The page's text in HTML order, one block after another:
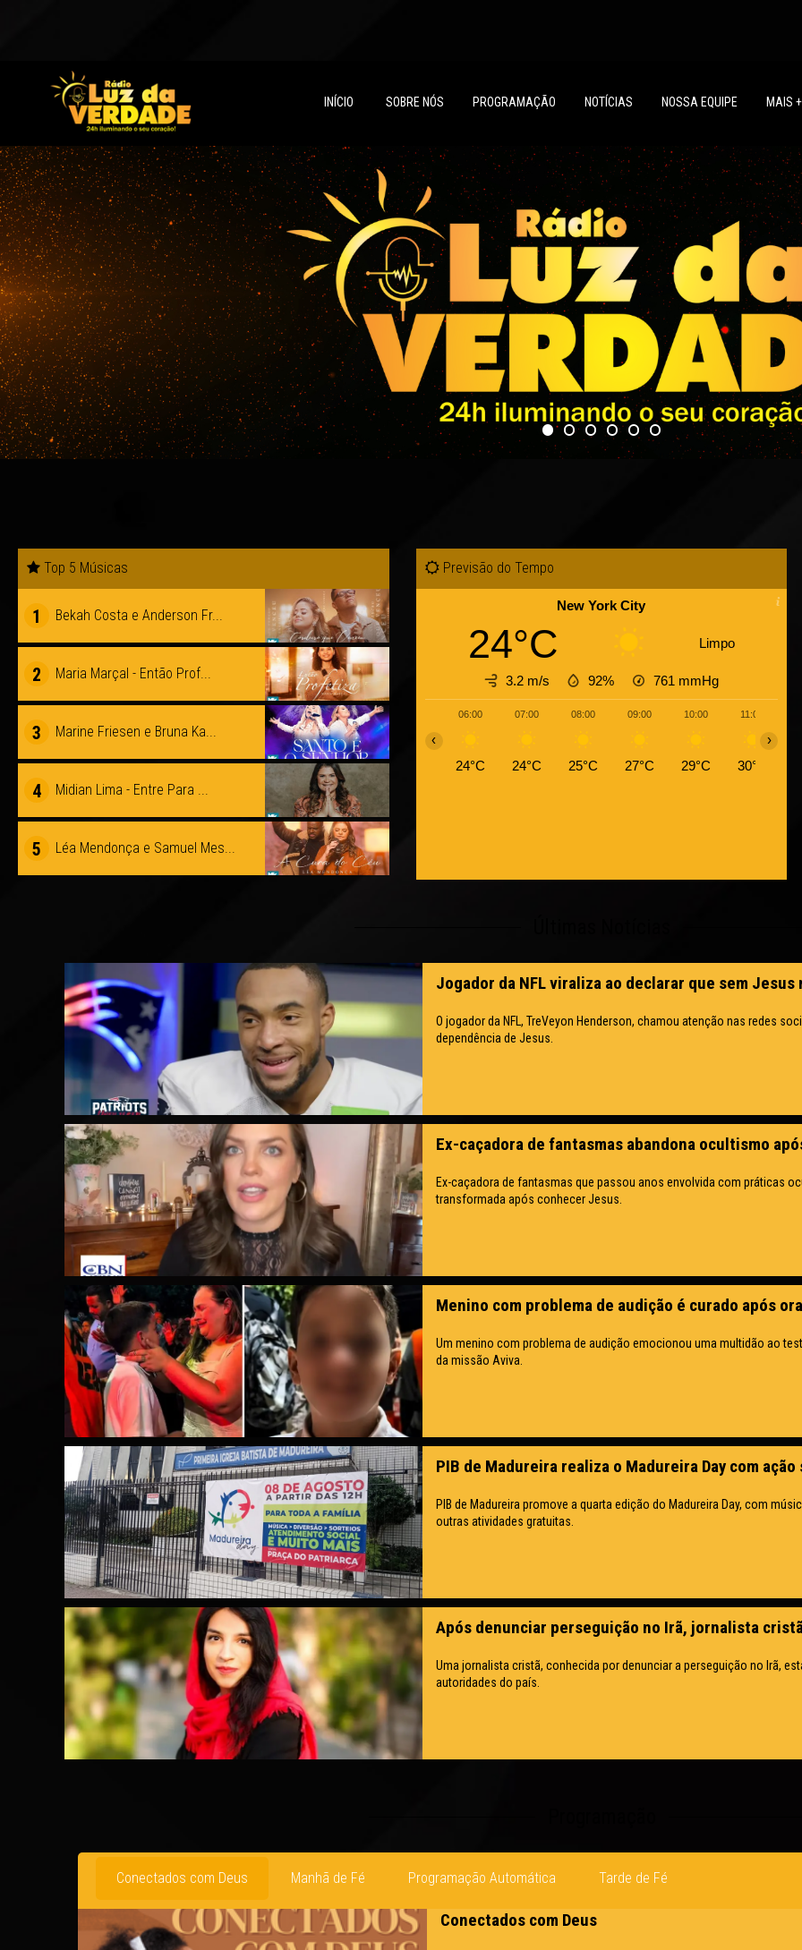
INÍCIO SOBRE NÓS PROGRAMAÇÃO NOTÍCIAS NOSSA EQUIPE MAIS +
Top 5 Músicas
1 Bekah Costa e Anderson Fr...
2 Maria Marçal - Então Prof...
3 Marine Friesen e Bruna Ka...
4 Midian Lima - Entre Para ...
5 Léa Mendonça e Samuel Mes...
Previsão do Tempo
New York City
24°C Limpo
3.2 m/s 92% 761 mmHg
06:00
24°C
07:00
24°C
08:00
25°C
09:00
27°C
10:00
29°C
11:00
30°C
‹ ›
Jogador da NFL viraliza ao declarar que sem Jesus
O jogador da NFL, TreVeyon Henderson, chamou atenção nas redes
dependência de Jesus.
Ex-caçadora de fantasmas abandona ocultismo
Ex-caçadora de fantasmas que passou anos envolvida com práticas
transformada após conhecer Jesus.
Menino com problema de audição é curado após
Um menino com problema de audição emocionou uma multidão ao
da missão Aviva.
PIB de Madureira realiza o Madureira Day com
PIB de Madureira promove a quarta edição do Madureira Day, com
outras atividades gratuitas.
Após denunciar perseguição no Irã, jornalista
Uma jornalista cristã, conhecida por denunciar a perseguição no Irã,
autoridades do país.
Conectados com Deus Manhã de Fé Programação Automática Tarde de Fé
Conectados com Deus